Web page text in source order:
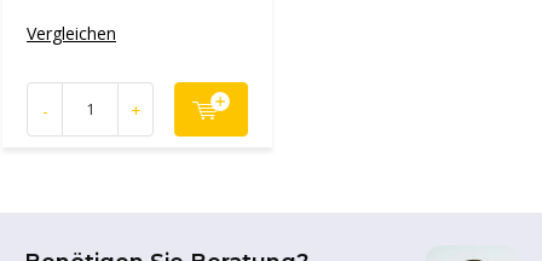
Vergleichen
- +